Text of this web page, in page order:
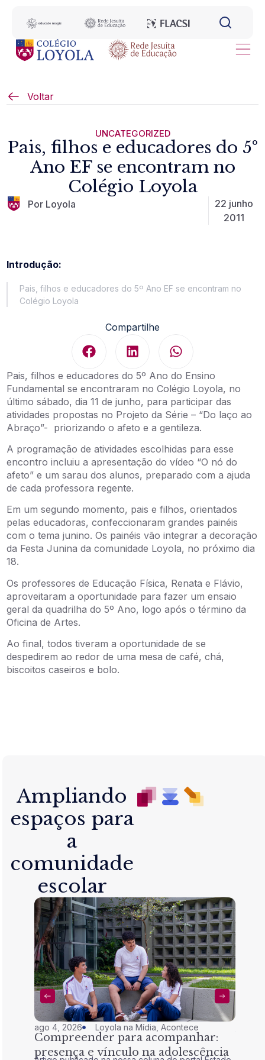
Voltar
UNCATEGORIZED
Pais, filhos e educadores do 5º
Ano EF se encontram no
Colégio Loyola
Por Loyola
22 junho
2011
Introdução:
Pais, filhos e educadores do 5º Ano EF se encontram no
Colégio Loyola
Compartilhe
Pais, filhos e educadores do 5º Ano do Ensino
Fundamental se encontraram no Colégio Loyola, no
último sábado, dia 11 de junho, para participar das
atividades propostas no Projeto da Série – “Do laço ao
Abraço”- priorizando o afeto e a gentileza.
A programação de atividades escolhidas para esse
encontro incluiu a apresentação do vídeo “O nó do
afeto” e um sarau dos alunos, preparado com a ajuda
de cada professora regente.
Em um segundo momento, pais e filhos, orientados
pelas educadoras, confeccionaram grandes painéis
com o tema junino. Os painéis vão integrar a decoração
da Festa Junina da comunidade Loyola, no próximo dia
18.
Os professores de Educação Física, Renata e Flávio,
aproveitaram a oportunidade para fazer um ensaio
geral da quadrilha do 5º Ano, logo após o término da
Oficina de Artes.
Ao final, todos tiveram a oportunidade de se
despedirem ao redor de uma mesa de café, chá,
biscoitos caseiros e bolo.
Ampliando
espaços para
a
comunidade
escolar
ago 4, 2026 Loyola na Mídia,Acontece
Compreender para acompanhar:
presença e vínculo na adolescência